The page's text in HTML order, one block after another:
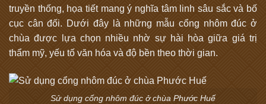
truyền thống, họa tiết mang ý nghĩa tâm linh sâu sắc và bố
cục cân đối. Dưới đây là những mẫu cổng nhôm đúc ở
chùa được lựa chọn nhiều nhờ sự hài hòa giữa giá trị
thẩm mỹ, yếu tố văn hóa và độ bền theo thời gian.
Sử dụng cổng nhôm đúc ở chùa Phước Huế